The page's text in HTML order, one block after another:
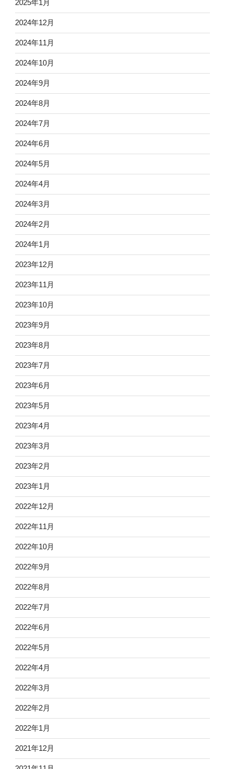
2025年1月
2024年12月
2024年11月
2024年10月
2024年9月
2024年8月
2024年7月
2024年6月
2024年5月
2024年4月
2024年3月
2024年2月
2024年1月
2023年12月
2023年11月
2023年10月
2023年9月
2023年8月
2023年7月
2023年6月
2023年5月
2023年4月
2023年3月
2023年2月
2023年1月
2022年12月
2022年11月
2022年10月
2022年9月
2022年8月
2022年7月
2022年6月
2022年5月
2022年4月
2022年3月
2022年2月
2022年1月
2021年12月